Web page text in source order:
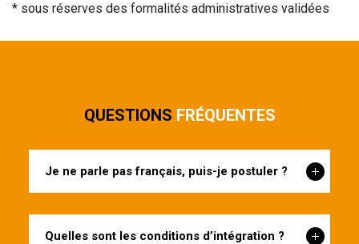
* sous réserves des formalités administratives validées
QUESTIONS FRÉQUENTES
Je ne parle pas français, puis-je postuler ?
Quelles sont les conditions d’intégration ?